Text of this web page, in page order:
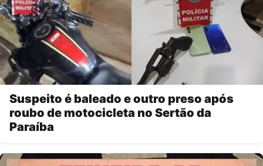
Suspeito é baleado e outro preso após
roubo de motocicleta no Sertão da
Paraíba